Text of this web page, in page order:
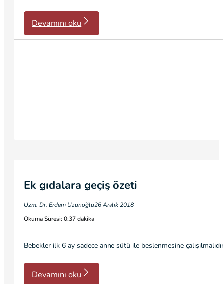
Devamını oku
Ek gıdalara geçiş özeti
Uzm. Dr. Erdem Uzunoğlu26 Aralık 2018
Okuma Süresi: 0:37 dakika
Bebekler ilk 6 ay sadece anne sütü ile beslenmesine
Devamını oku